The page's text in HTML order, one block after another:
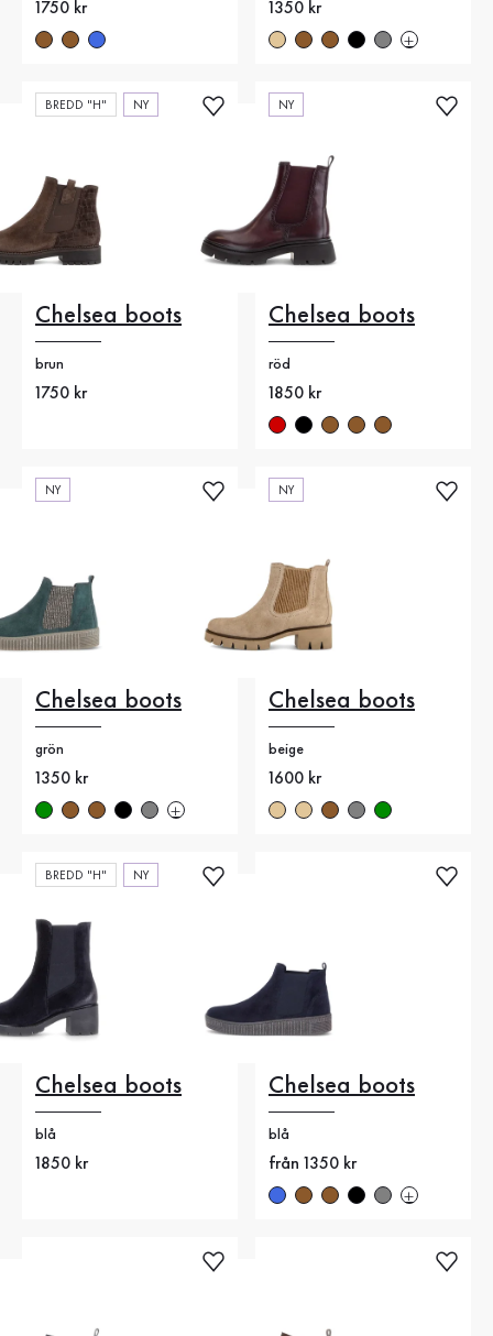
Nytt pris
1750 kr Nytt pris
1350 kr
BREDD "H" NY
Chelsea boots
brun
Nytt pris
1750 kr
NY
Chelsea boots
röd
Nytt pris
1850 kr
NY
Chelsea boots
grön
Nytt pris
1350 kr
NY
Chelsea boots
beige
Nytt pris
1600 kr
BREDD "H" NY
Chelsea boots
blå
Nytt pris
1850 kr
Chelsea boots
blå
Nytt pris
från 1350 kr